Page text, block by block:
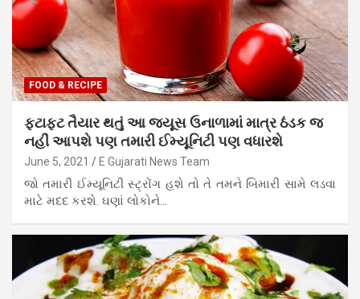
FOOD & RECIPE
ફટાફટ તૈયાર થતું આ જ્યૂસ ઉનાળામાં માત્ર ઠંડક જ
નહીં આપશે પણ તમારી ઈમ્યૂનિટી પણ વધારશે
June 5, 2021 E Gujarati News Team
જો તમારી ઈમ્યૂનિટી સ્ટ્રોંગ હશે તો તે તમને બિમારી સામે લડવા
માટે મદદ કરશે. ઘણાં લોકોને…